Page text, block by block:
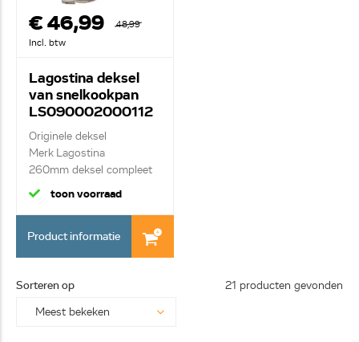
€ 46,99
48,99
Incl. btw
Lagostina deksel
van snelkookpan
LS090002000112
Originele deksel
Merk Lagostina
260mm deksel compleet
toon voorraad
Product informatie
Sorteren op 21 producten gevonden